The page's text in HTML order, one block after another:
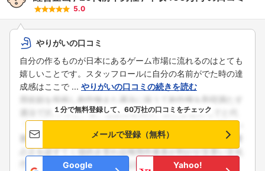
5.0
やりがいの口コミ
自分の作るものが日本にあるゲーム市場に流れるのはとても
嬉しいことです。スタッフロールに自分の名前がでた時の達
成感はここで ... やりがいの口コミの続きを読む
１分で無料登録して、60万社の口コミをチェック
メールで登録（無料）
Google
Yahoo!